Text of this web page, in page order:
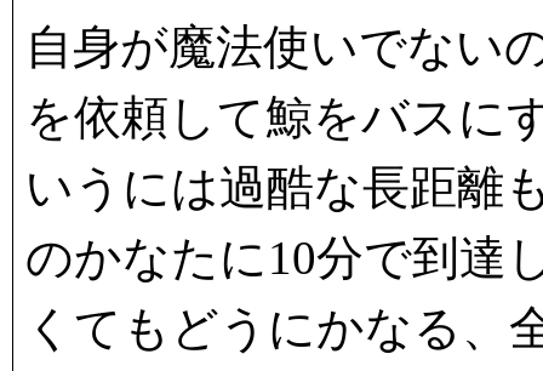
自身が魔法使いでない
を依頼して鯨をバスに
いうには過酷な長距離
のかなたに10分で到達
くてもどうにかなる、